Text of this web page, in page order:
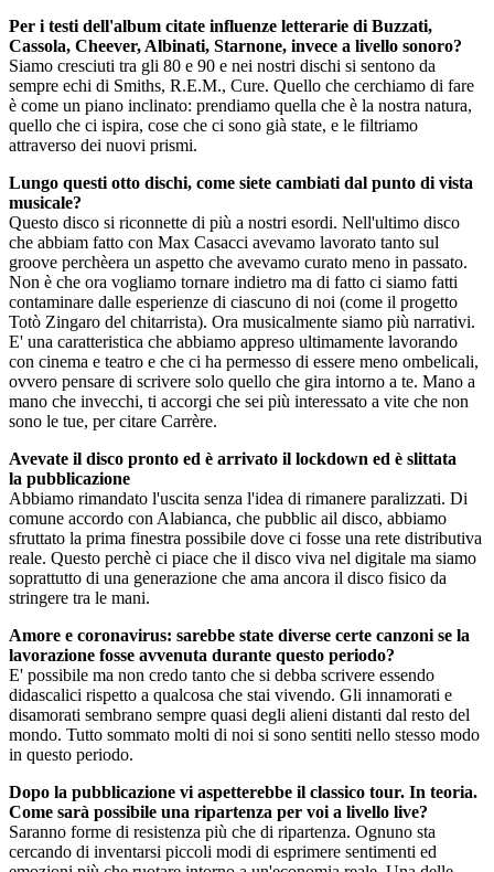
Per i testi dell'album citate influenze letterarie di Buzzati,
Cassola, Cheever, Albinati, Starnone, invece a livello sonoro?
Siamo cresciuti tra gli 80 e 90 e nei nostri dischi si sentono da
sempre echi di Smiths, R.E.M., Cure. Quello che cerchiamo di fare
è come un piano inclinato: prendiamo quella che è la nostra natura,
quello che ci ispira, cose che ci sono già state, e le filtriamo
attraverso dei nuovi prismi.
Lungo questi otto dischi, come siete cambiati dal punto di vista
musicale?
Questo disco si riconnette di più a nostri esordi. Nell'ultimo disco
che abbiam fatto con Max Casacci avevamo lavorato tanto sul
groove perchèera un aspetto che avevamo curato meno in passato.
Non è che ora vogliamo tornare indietro ma di fatto ci siamo fatti
contaminare dalle esperienze di ciascuno di noi (come il progetto
Totò Zingaro del chitarrista). Ora musicalmente siamo più narrativi.
E' una caratteristica che abbiamo appreso ultimamente lavorando
con cinema e teatro e che ci ha permesso di essere meno ombelicali,
ovvero pensare di scrivere solo quello che gira intorno a te. Mano a
mano che invecchi, ti accorgi che sei più interessato a vite che non
sono le tue, per citare Carrère.
Avevate il disco pronto ed è arrivato il lockdown ed è slittata
la pubblicazione
Abbiamo rimandato l'uscita senza l'idea di rimanere paralizzati. Di
comune accordo con Alabianca, che pubblic ail disco, abbiamo
sfruttato la prima finestra possibile dove ci fosse una rete distributiva
reale. Questo perchè ci piace che il disco viva nel digitale ma siamo
soprattutto di una generazione che ama ancora il disco fisico da
stringere tra le mani.
Amore e coronavirus: sarebbe state diverse certe canzoni se la
lavorazione fosse avvenuta durante questo periodo?
E' possibile ma non credo tanto che si debba scrivere essendo
didascalici rispetto a qualcosa che stai vivendo. Gli innamorati e
disamorati sembrano sempre quasi degli alieni distanti dal resto del
mondo. Tutto sommato molti di noi si sono sentiti nello stesso modo
in questo periodo.
Dopo la pubblicazione vi aspetterebbe il classico tour. In teoria.
Come sarà possibile una ripartenza per voi a livello live?
Saranno forme di resistenza più che di ripartenza. Ognuno sta
cercando di inventarsi piccoli modi di esprimere sentimenti ed